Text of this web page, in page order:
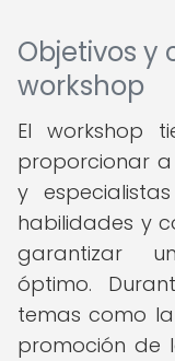
Objetivos y
workshop
El workshop
proporcionar
y
habilidades y
garantizar
óptimo.
temas como
promoción de